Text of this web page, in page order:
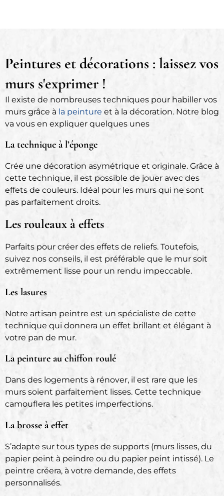
Peintures et décorations : laissez vos
murs s'exprimer !
Il existe de nombreuses techniques pour habiller vos
murs grâce à la peinture et à la décoration. Notre blog
va vous en expliquer quelques unes
La technique à l’éponge
Crée une décoration asymétrique et originale. Grâce à
cette technique, il est possible de jouer avec des
effets de couleurs. Idéal pour les murs qui ne sont
pas parfaitement droits.
Les rouleaux à effets
Parfaits pour créer des effets de reliefs. Toutefois,
suivez nos conseils, il est préférable que le mur soit
extrêmement lisse pour un rendu impeccable.
Les lasures
Notre artisan peintre est un spécialiste de cette
technique qui donnera un effet brillant et élégant à
votre pan de mur.
La peinture au chiffon roulé
Dans des logements à rénover, il est rare que les
murs soient parfaitement lisses. Cette technique
camouflera les petites imperfections.
La brosse à effet
S’adapte sur tous types de supports (murs lisses, du
papier peint à peindre ou du papier peint intissé). Le
peintre créera, à votre demande, des effets
personnalisés.